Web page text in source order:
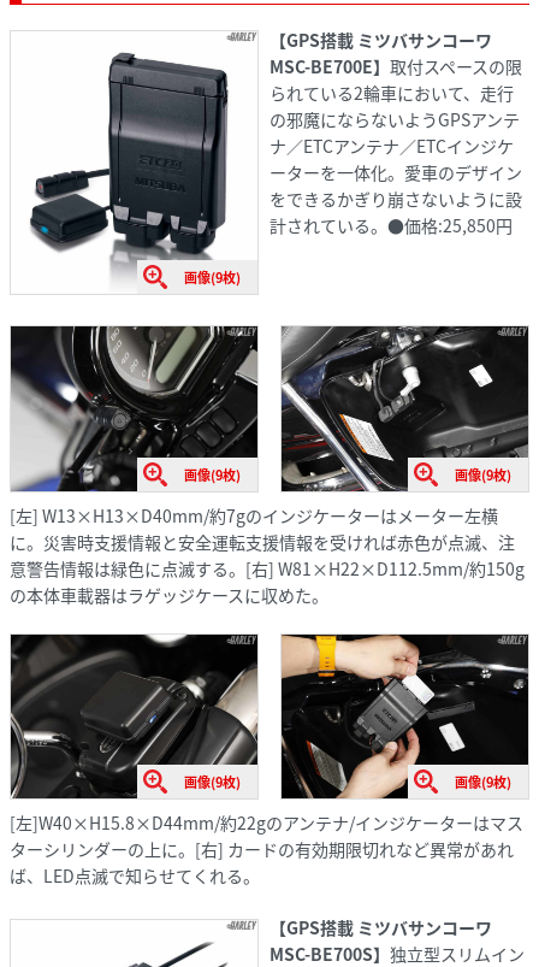
画像(9枚)
【GPS搭載 ミツバサンコーワ
MSC-BE700E】 取付スペースの限
られている2輪車において、走行
の邪魔にならないようGPSアンテ
ナ／ETCアンテナ／ETCインジケ
ーターを一体化。愛車のデザイン
をできるかぎり崩さないように設
計されている。●価格:25,850円
画像(9枚) 画像(9枚)
[左] W13×H13×D40mm/約7gのインジケーターはメーター左横
に。災害時支援情報と安全運転支援情報を受ければ赤色が点滅、注
意警告情報は緑色に点滅する。[右] W81×H22×D112.5mm/約150g
の本体車載器はラゲッジケースに収めた。
画像(9枚) 画像(9枚)
[左]W40×H15.8×D44mm/約22gのアンテナ/インジケーターはマス
ターシリンダーの上に。[右] カードの有効期限切れなど異常があれ
ば、LED点滅で知らせてくれる。
【GPS搭載 ミツバサンコーワ
MSC-BE700S】 独立型スリムイン